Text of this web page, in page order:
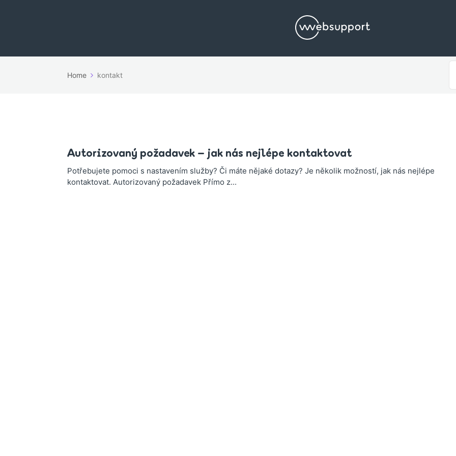
Home kontakt
Autorizovaný požadavek – jak nás nejlépe kontaktovat
Potřebujete pomoci s nastavením služby? Či máte nějaké dotazy? Je několik možností, jak nás nejlépe
kontaktovat. Autorizovaný požadavek Přímo z...